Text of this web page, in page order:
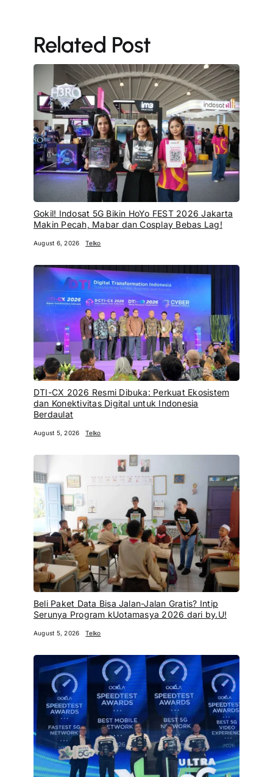
Related Post
Gokil! Indosat 5G Bikin HoYo FEST 2026 Jakarta
Makin Pecah, Mabar dan Cosplay Bebas Lag!
August 6, 2026 Telko
DTI-CX 2026 Resmi Dibuka: Perkuat Ekosistem
dan Konektivitas Digital untuk Indonesia
Berdaulat
August 5, 2026 Telko
Beli Paket Data Bisa Jalan-Jalan Gratis? Intip
Serunya Program kUotamasya 2026 dari by.U!
August 5, 2026 Telko